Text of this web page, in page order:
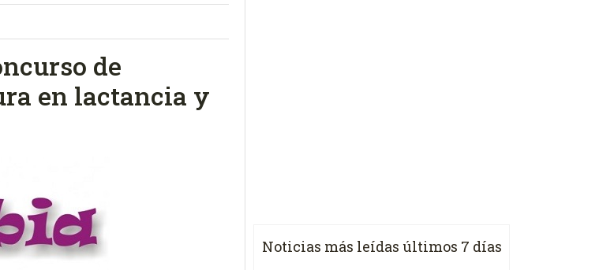
de
en lactancia y
Noticias más leídas últimos 7 días